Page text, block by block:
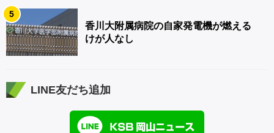
5
香川大附属病院の自家発電機が燃える
けが人なし
LINE友だち追加